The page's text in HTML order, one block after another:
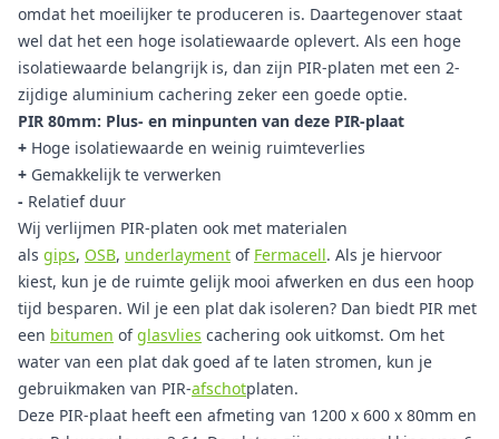
omdat het moeilijker te produceren is. Daartegenover staat
wel dat het een hoge isolatiewaarde oplevert. Als een hoge
isolatiewaarde belangrijk is, dan zijn PIR-platen met een 2-
zijdige aluminium cachering zeker een goede optie.
PIR 80mm: Plus- en minpunten van deze PIR-plaat
+ Hoge isolatiewaarde en weinig ruimteverlies
+ Gemakkelijk te verwerken
- Relatief duur
Wij verlijmen PIR-platen ook met materialen
als gips, OSB, underlayment of Fermacell. Als je hiervoor
kiest, kun je de ruimte gelijk mooi afwerken en dus een hoop
tijd besparen. Wil je een plat dak isoleren? Dan biedt PIR met
een bitumen ofglasvlies cachering ook uitkomst. Om het
water van een plat dak goed af te laten stromen, kun je
gebruikmaken van PIR-afschotplaten.
Deze PIR-plaat heeft een afmeting van 1200 x 600 x 80mm en